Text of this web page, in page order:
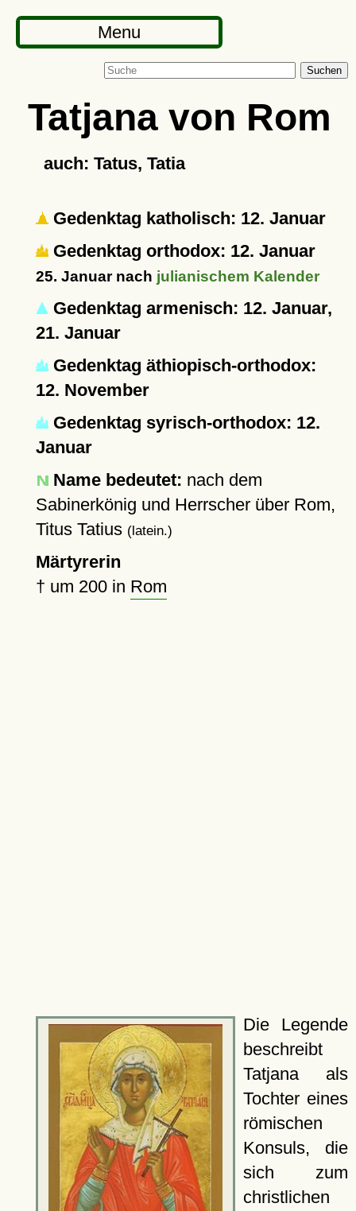
Menu
Suchen
Tatjana von Rom
auch: Tatus, Tatia
Gedenktag katholisch: 12. Januar
Gedenktag orthodox: 12. Januar
25. Januar nach julianischem Kalender
Gedenktag armenisch: 12. Januar,
21. Januar
Gedenktag äthiopisch-orthodox:
12. November
Gedenktag syrisch-orthodox: 12.
Januar
Name bedeutet: nach dem
Sabinerkönig und Herrscher über Rom,
Titus Tatius (latein.)
Märtyrerin
† um 200in Rom
Die Legende
beschreibt
Tatjana als
Tochter eines
römischen
Konsuls, die
sich zum
christlichen